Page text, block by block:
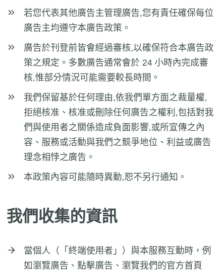
若您代表其他廣告主管理廣告,您有責任確保每位
廣告主均遵守本廣告政策。
廣告於刊登前皆會經過審核,以確保符合本廣告政
策之規定。多數廣告通常會於 24 小時內完成審
核,惟部分情況可能需要較長時間。
我們保留基於任何理由,依我們單方面之裁量權,
拒絕核准、核准或刪除任何廣告之權利,包括對我
們與使用者之關係造成負面影響,或所宣傳之內
容、服務或活動與我們之競爭地位、利益或廣告
理念相悖之廣告。
本政策內容可能隨時異動,恕不另行通知。
我們收集的資訊
當個人（「終端使用者」）與本服務互動時，例
如瀏覽廣告、點擊廣告、瀏覽我們的官方首頁